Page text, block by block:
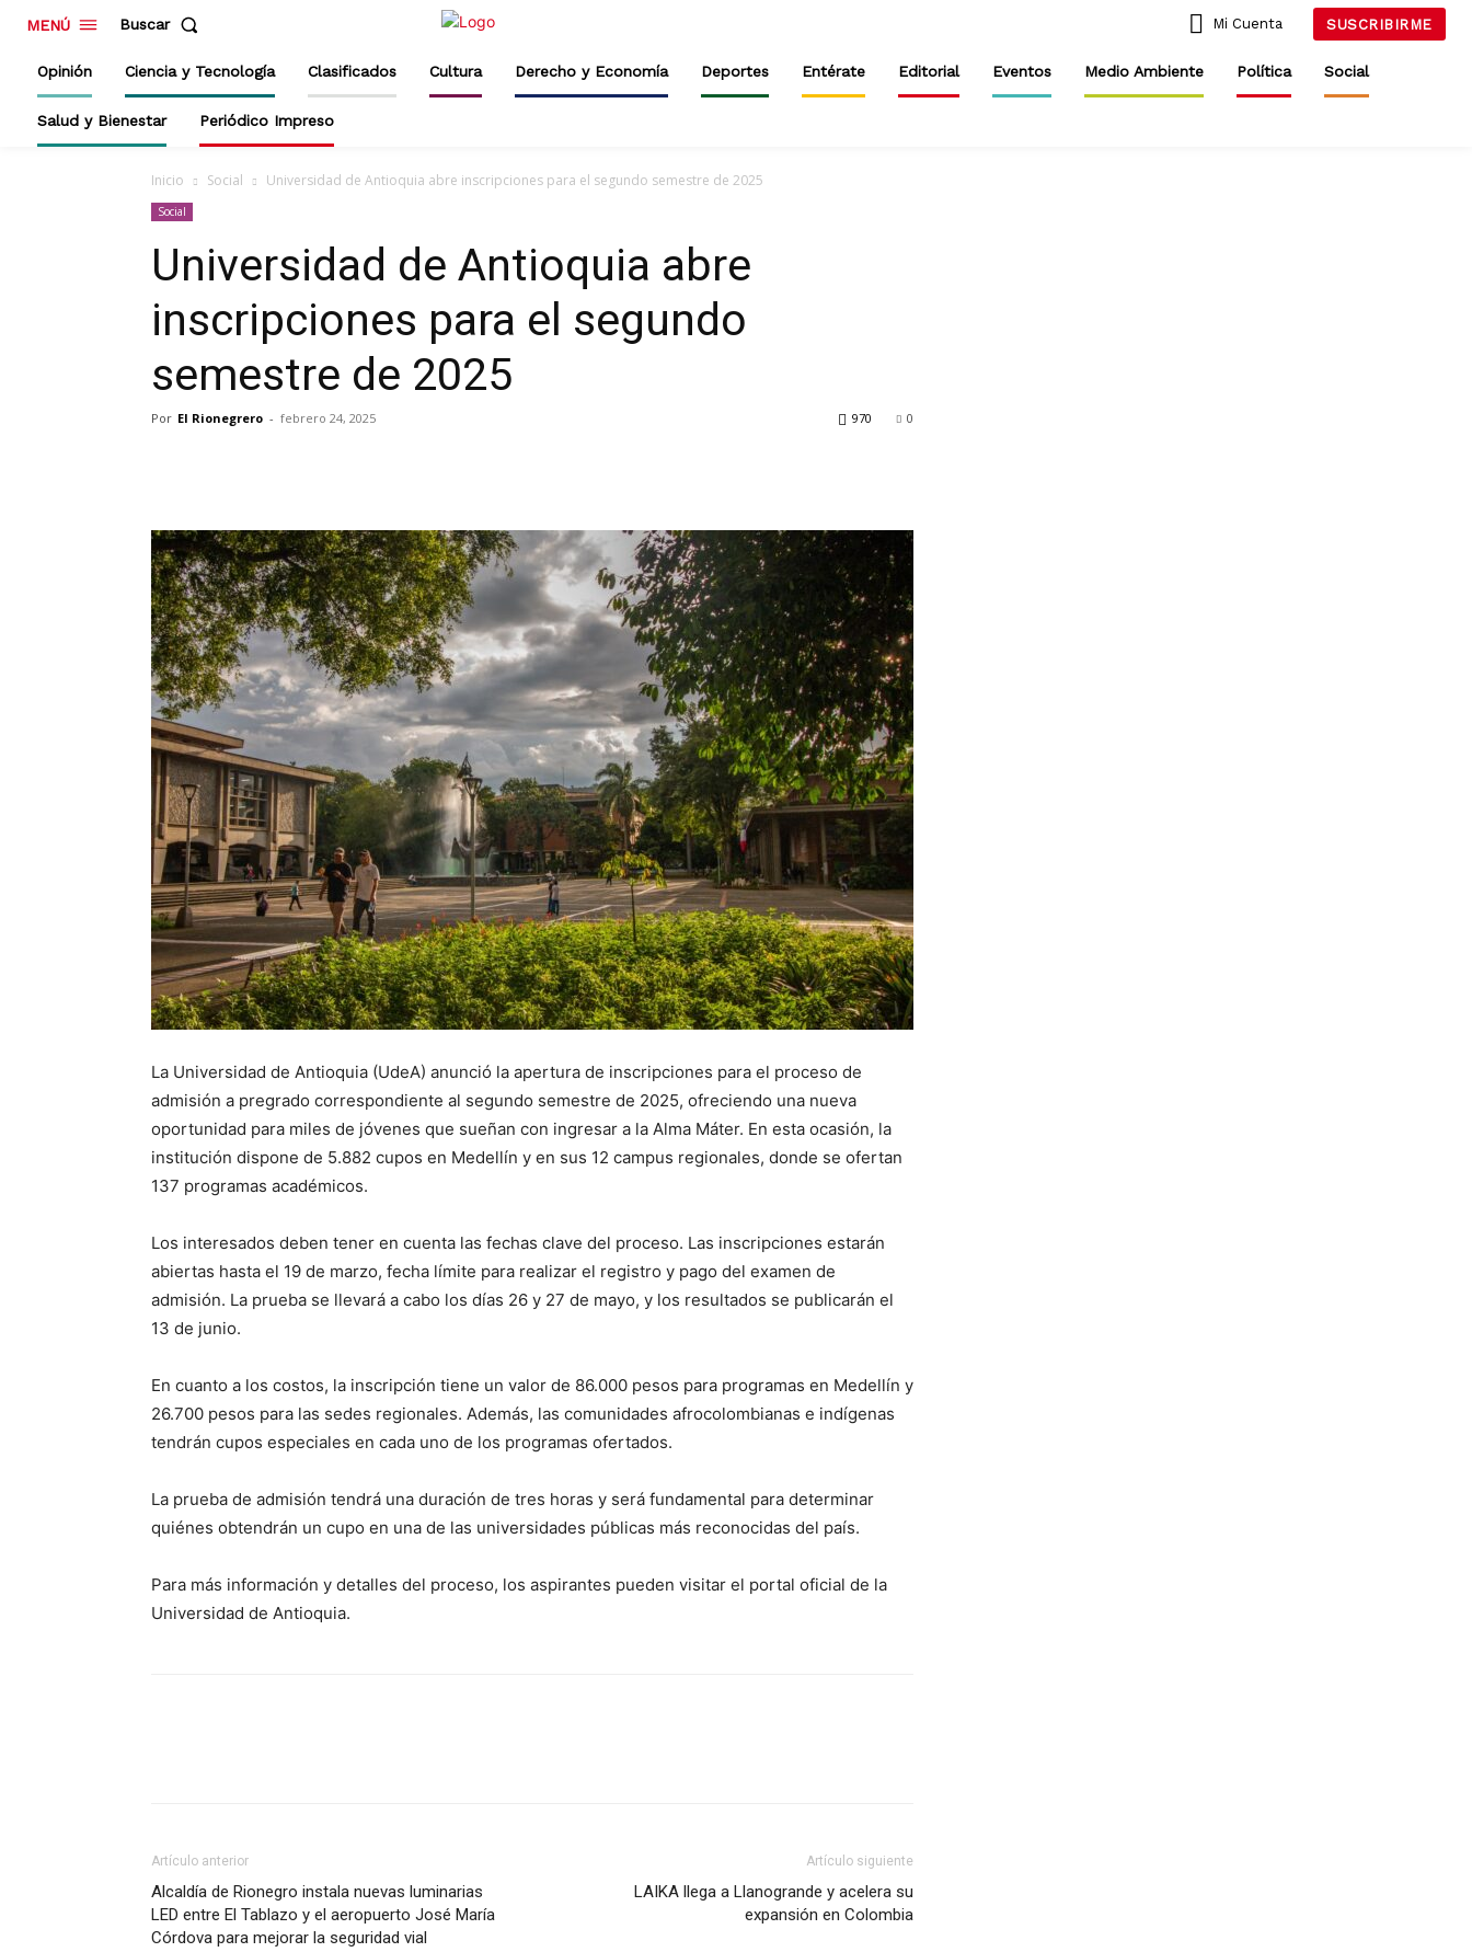
MENÚ Buscar Mi Cuenta SUSCRIBIRME
Opinión Ciencia y Tecnología Clasificados Cultura Derecho y Economía Deportes Entérate Editorial Eventos Medio Ambiente Política Social
Salud y Bienestar Periódico Impreso
Inicio Social Universidad de Antioquia abre inscripciones para el segundo semestre de 2025
Social
Universidad de Antioquia abre
inscripciones para el segundo
semestre de 2025
Por El Rionegrero - febrero 24, 2025 0
970
La Universidad de Antioquia (UdeA) anunció la apertura de inscripciones para el proceso de
admisión a pregrado correspondiente al segundo semestre de 2025, ofreciendo una nueva
oportunidad para miles de jóvenes que sueñan con ingresar a la Alma Máter. En esta ocasión, la
institución dispone de 5.882 cupos en Medellín y en sus 12 campus regionales, donde se ofertan
137 programas académicos.
Los interesados deben tener en cuenta las fechas clave del proceso. Las inscripciones estarán
abiertas hasta el 19 de marzo, fecha límite para realizar el registro y pago del examen de
admisión. La prueba se llevará a cabo los días 26 y 27 de mayo, y los resultados se publicarán el
13 de junio.
En cuanto a los costos, la inscripción tiene un valor de 86.000 pesos para programas en Medellín y
26.700 pesos para las sedes regionales. Además, las comunidades afrocolombianas e indígenas
tendrán cupos especiales en cada uno de los programas ofertados.
La prueba de admisión tendrá una duración de tres horas y será fundamental para determinar
quiénes obtendrán un cupo en una de las universidades públicas más reconocidas del país.
Para más información y detalles del proceso, los aspirantes pueden visitar el portal oficial de la
Universidad de Antioquia.
Artículo anterior
Alcaldía de Rionegro instala nuevas luminarias
LED entre El Tablazo y el aeropuerto José María
Córdova para mejorar la seguridad vial
Artículo siguiente
LAIKA llega a Llanogrande y acelera su
expansión en Colombia